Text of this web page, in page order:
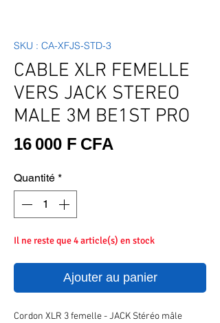
SKU : CA-XFJS-STD-3
CABLE XLR FEMELLE
VERS JACK STEREO
MALE 3M BE1ST PRO
16 000 F CFA
Quantité *
Il ne reste que 4 article(s) en stock
Ajouter au panier
Cordon XLR 3 femelle - JACK Stéréo mâle